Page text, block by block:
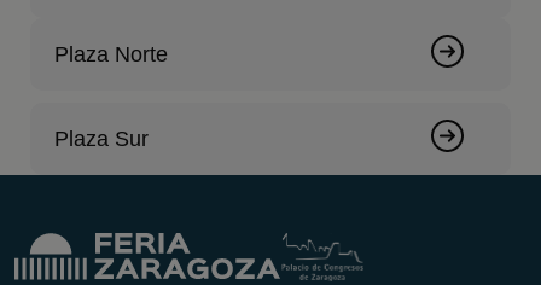
Plaza Norte
Plaza Sur